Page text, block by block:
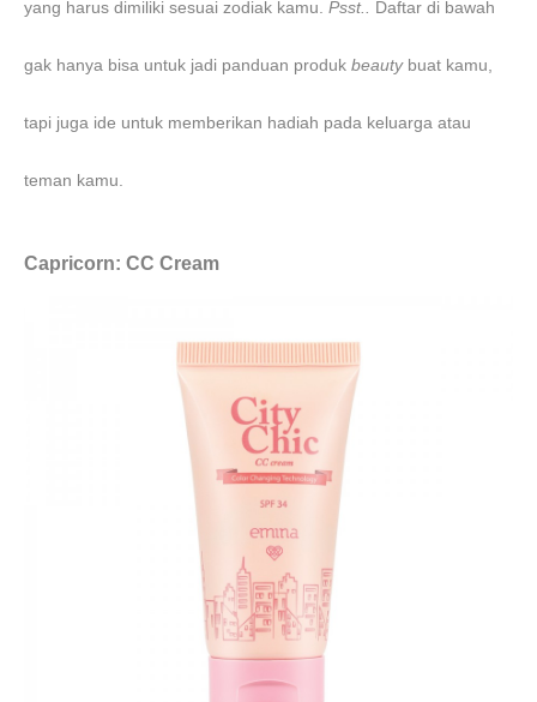
yang harus dimiliki sesuai zodiak kamu. Psst.. Daftar di bawah
gak hanya bisa untuk jadi panduan produk beautybuat kamu,
tapi juga ide untuk memberikan hadiah pada keluarga atau
teman kamu.
Capricorn: CC Cream